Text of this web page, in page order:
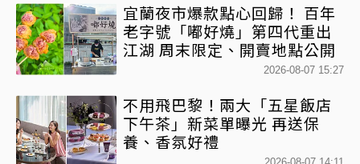
宜蘭夜市爆款點心回歸！ 百年
老字號「嘟好燒」第四代重出
江湖 周末限定、開賣地點公開
2026-08-07 15:27
不用飛巴黎！兩大「五星飯店
下午茶」新菜單曝光 再送保
養、香氛好禮